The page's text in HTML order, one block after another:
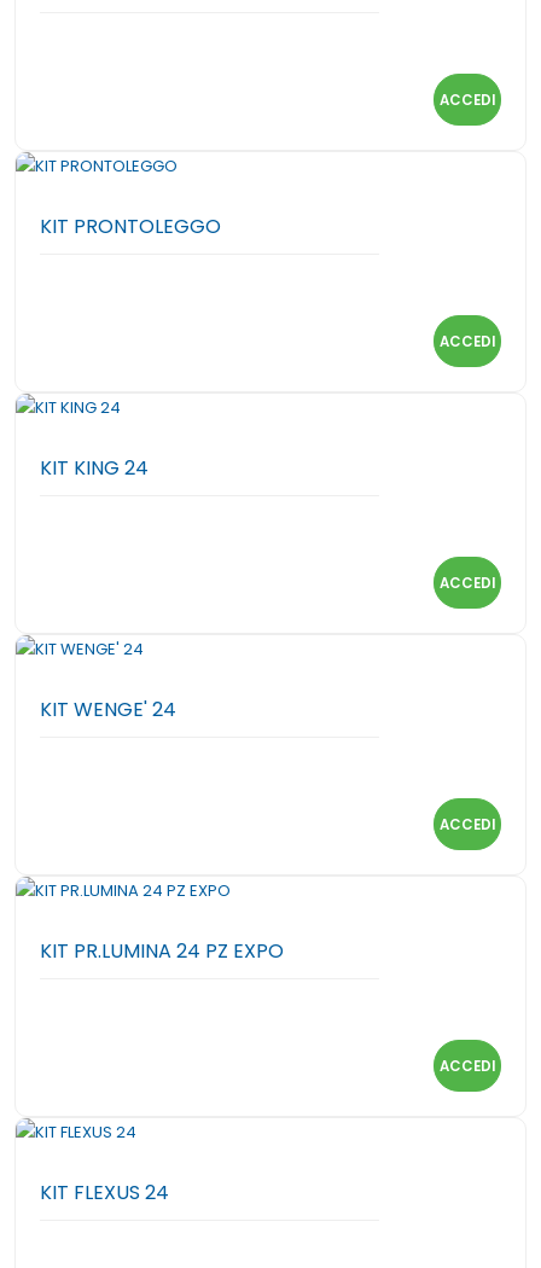
ACCEDI
KIT PRONTOLEGGO
ACCEDI
KIT KING 24
ACCEDI
KIT WENGE' 24
ACCEDI
KIT PR.LUMINA 24 PZ EXPO
ACCEDI
KIT FLEXUS 24